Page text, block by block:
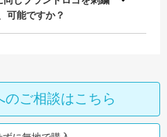
可能ですか？
のご相談はこちら